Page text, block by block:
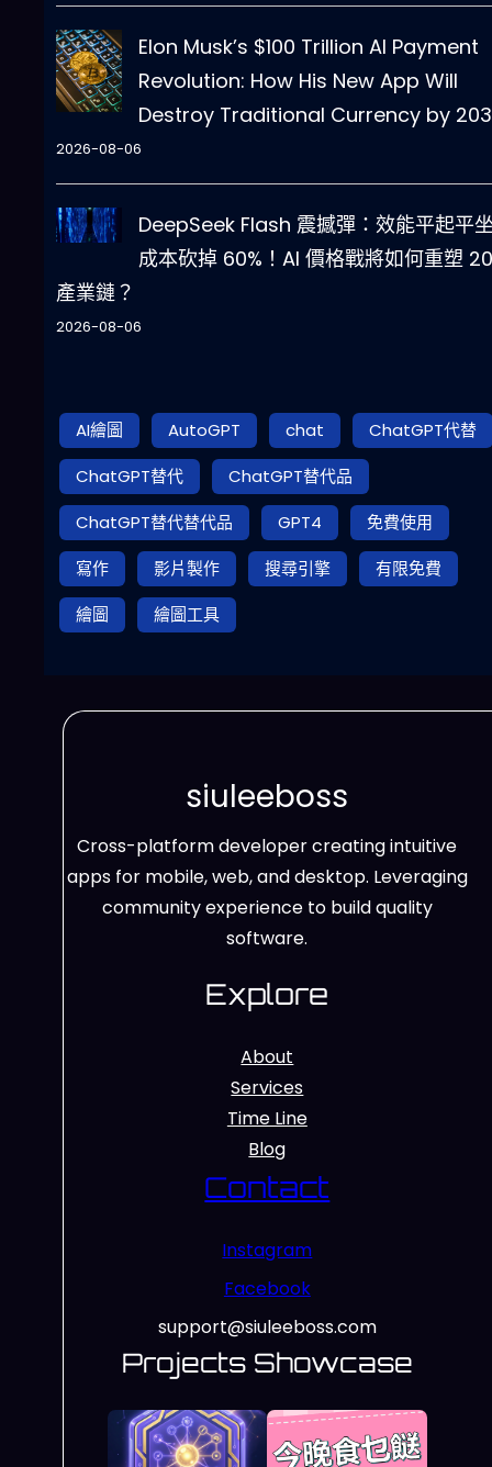
Elon Musk’s $100 Trillion AI Payment
Revolution: How His New App Will
Destroy Traditional Currency by
2026-08-06
DeepSeek Flash 震撼彈：效能平起平
成本砍掉 60%！AI 價格戰將如何重塑
產業鏈？
2026-08-06
AI繪圖 AutoGPT chat
ChatGPT代替
ChatGPT替代
ChatGPT替代品
ChatGPT替代替代品
GPT4
免費使用
寫作
影片製作 搜尋引擎
有限免費
繪圖
繪圖工具
siuleeboss
Cross-platform developer creating intuitive
apps for mobile, web, and desktop. Leveraging
community experience to build quality
software.
Explore
About
Services
Time Line
Blog
Contact
Instagram
Facebook
support@siuleeboss.com
Projects Showcase